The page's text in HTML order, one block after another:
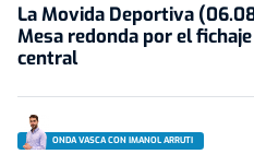
La Movida Deportiva
Mesa redonda por el
central
ONDA VASCA CON IMANOL ARRUTI